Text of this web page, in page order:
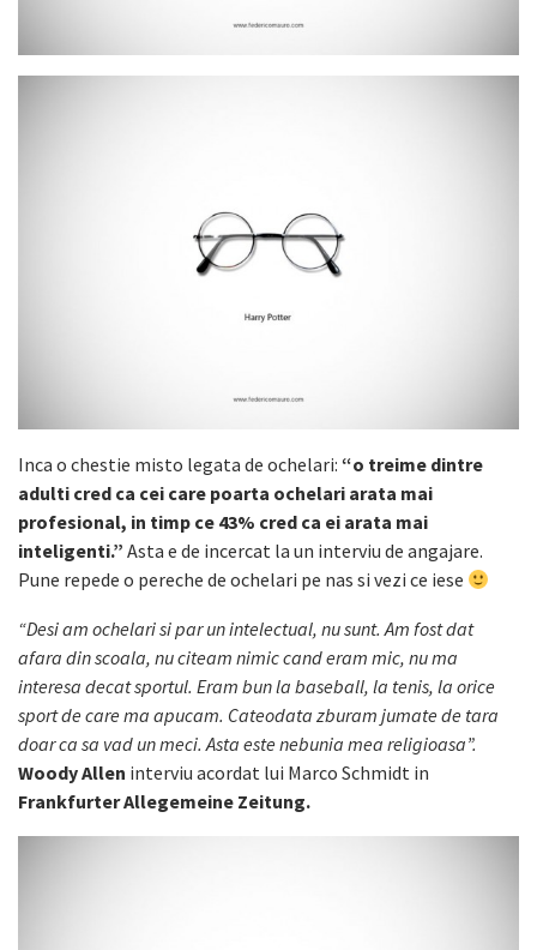
Inca o chestie misto legata de ochelari: “o treime dintre
adulti cred ca cei care poarta ochelari arata mai
profesional, in timp ce 43% cred ca ei arata mai
inteligenti.” Asta e de incercat la un interviu de angajare.
Pune repede o pereche de ochelari pe nas si vezi ce iese
“Desi am ochelari si par un intelectual, nu sunt. Am fost dat
afara din scoala, nu citeam nimic cand eram mic, nu ma
interesa decat sportul. Eram bun la baseball, la tenis, la orice
sport de care ma apucam. Cateodata zburam jumate de tara
doar ca sa vad un meci. Asta este nebunia mea religioasa”.
Woody Allen interviu acordat lui Marco Schmidt in
Frankfurter Allegemeine Zeitung.